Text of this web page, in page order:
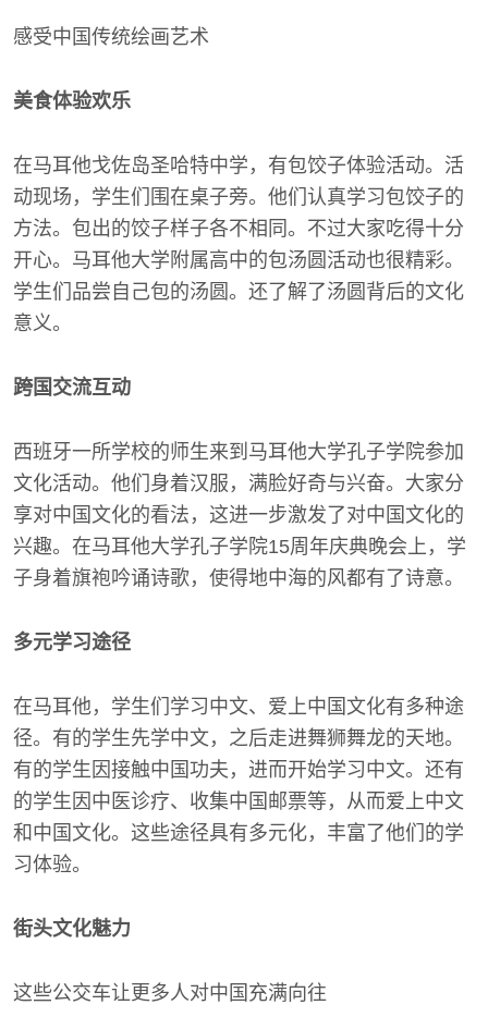
感受中国传统绘画艺术
美食体验欢乐
在马耳他戈佐岛圣哈特中学，有包饺子体验活动。活
动现场，学生们围在桌子旁。他们认真学习包饺子的
方法。包出的饺子样子各不相同。不过大家吃得十分
开心。马耳他大学附属高中的包汤圆活动也很精彩。
学生们品尝自己包的汤圆。还了解了汤圆背后的文化
意义。
跨国交流互动
西班牙一所学校的师生来到马耳他大学孔子学院参加
文化活动。他们身着汉服，满脸好奇与兴奋。大家分
享对中国文化的看法，这进一步激发了对中国文化的
兴趣。在马耳他大学孔子学院15周年庆典晚会上，学
子身着旗袍吟诵诗歌，使得地中海的风都有了诗意。
多元学习途径
在马耳他，学生们学习中文、爱上中国文化有多种途
径。有的学生先学中文，之后走进舞狮舞龙的天地。
有的学生因接触中国功夫，进而开始学习中文。还有
的学生因中医诊疗、收集中国邮票等，从而爱上中文
和中国文化。这些途径具有多元化，丰富了他们的学
习体验。
街头文化魅力
这些公交车让更多人对中国充满向往